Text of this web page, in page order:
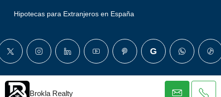
Brokla Realty
Hipotecas para Extranjeros en España
© Brokla - Todos los derechos reservados